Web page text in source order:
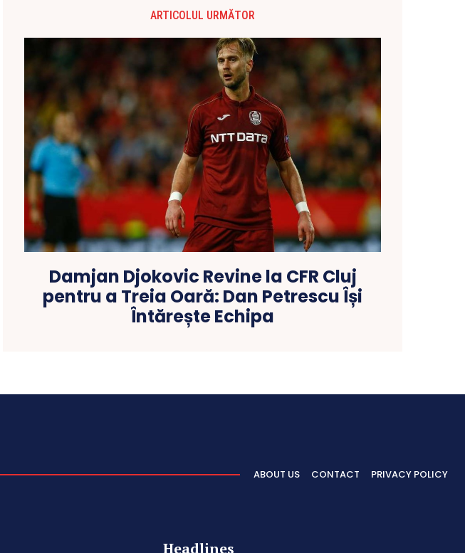
ARTICOLUL URMĂTOR
Damjan Djokovic Revine la CFR Cluj
pentru a Treia Oară: Dan Petrescu Își
Întărește Echipa
ABOUT US CONTACT PRIVACY POLICY
Headlines